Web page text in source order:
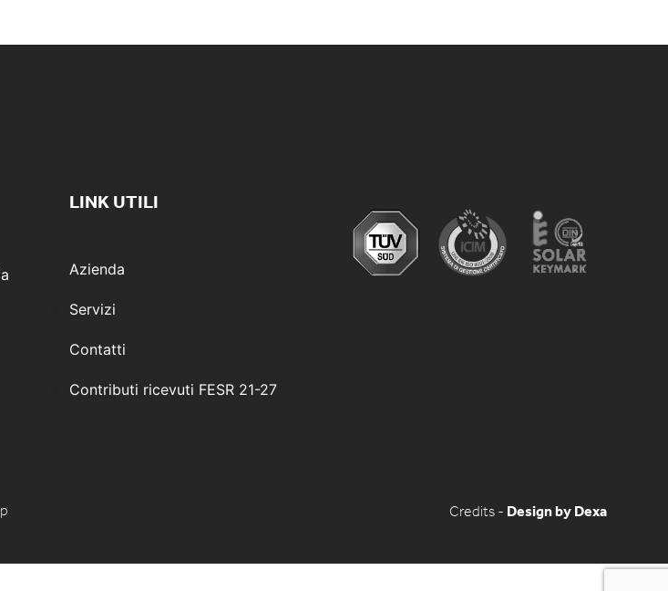
LINK UTILI
Azienda
Servizi
Contatti
Contributi ricevuti FESR 21-27
Credits - Design by Dexa